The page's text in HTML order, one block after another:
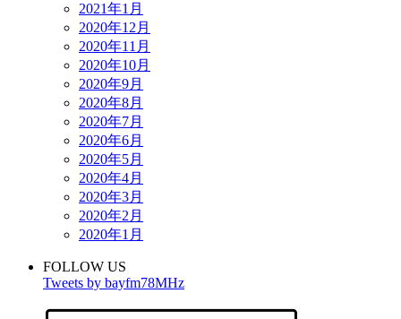
2021年1月
2020年12月
2020年11月
2020年10月
2020年9月
2020年8月
2020年7月
2020年6月
2020年5月
2020年4月
2020年3月
2020年2月
2020年1月
FOLLOW US
Tweets by bayfm78MHz